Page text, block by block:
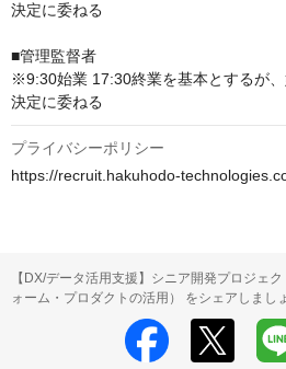
決定に委ねる
■管理監督者
※9:30始業 17:30終業を基本とするが
決定に委ねる
プライバシーポリシー
https://recruit.hakuhodo-
【DX/データ活用支援】シニア開発プロジェ
ォーム・プロダクトの活用） をシェアしまし